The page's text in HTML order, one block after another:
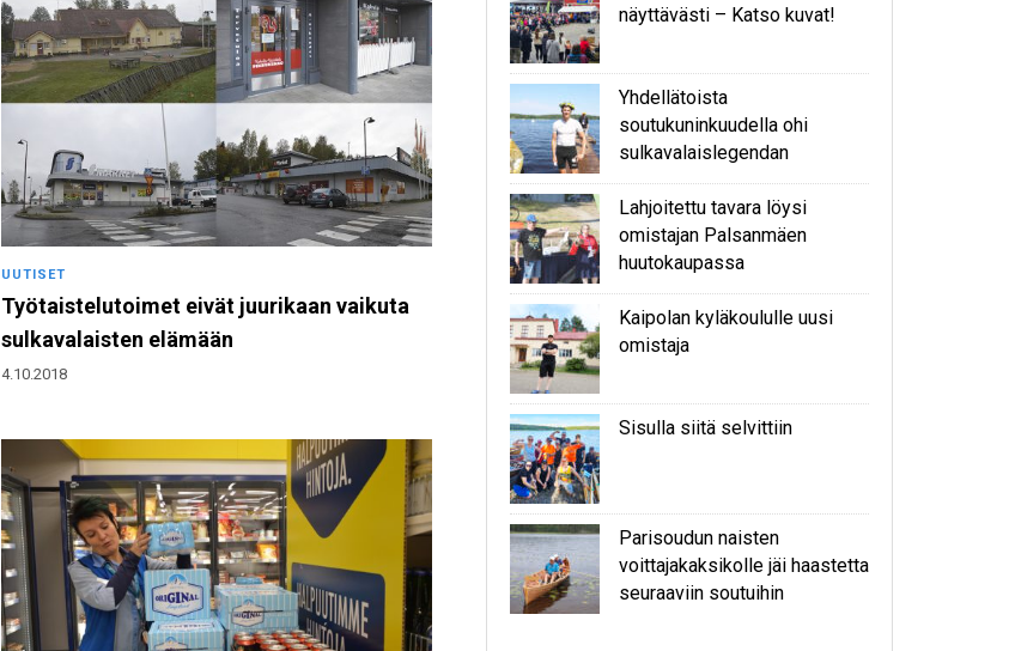
UUTISET
Työtaistelutoimet eivät juurikaan vaikuta
sulkavalaisten elämään
4.10.2018
näyttävästi – Katso kuvat!
Yhdellätoista
soutukuninkuudella ohi
sulkavalaislegendan
Lahjoitettu tavara löysi
omistajan Palsanmäen
huutokaupassa
Kaipolan kyläkoululle uusi
omistaja
Sisulla siitä selvittiin
Parisoudun naisten
voittajakaksikolle jäi haastetta
seuraaviin soutuihin